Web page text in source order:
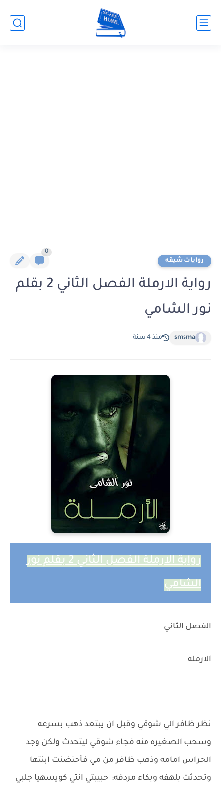
روايات شيقه
0
رواية الارملة الفصل الثاني 2 بقلم
نور الشامي
smsma منذ 4 سنة
رواية الارملة الفصل الثاني 2 بقلم نور
الشامي
الفصل الثاني
الارمله
نظر ظافر الي شوقي وقبل ان يبتعد ذهب بسرعه
وسحب الصغيره منه فجاء شوقي ليتحدث ولكن وجد
الحراس امامه وذهب ظافر من مي فأحتضنت ابنتها
وتحدثت بلهفه وبكاء مردفه: حبيبتي انتي كويسهيا جلبي